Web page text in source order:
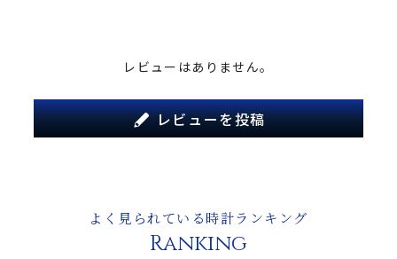
レビューはありません。
レビューを投稿
よく見られている時計ランキング
Ranking